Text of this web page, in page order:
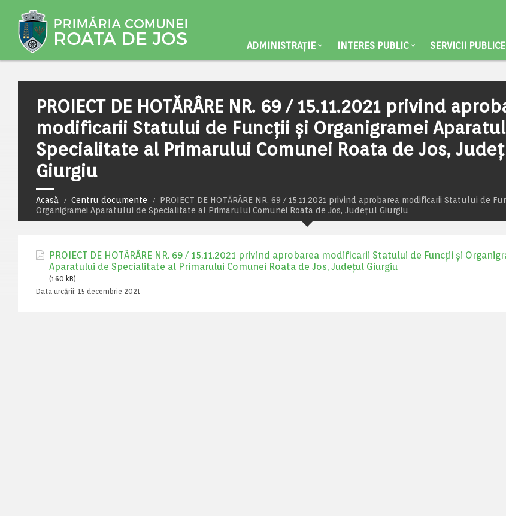
ADMINISTRAȚIE INTERES PUBLIC SERVICII PUBLICE
PROIECT DE HOTĂRÂRE NR. 69 / 15.11.2021 privind
modificarii Statului de Funcții și Organigramei
Specialitate al Primarului Comunei Roata de Jos,
Giurgiu
Acasă Centru documente
PROIECT DE HOTĂRÂRE NR. 69 / 15.11.2021 privind aprobarea modificarii Statului de
Organigramei Aparatului de Specialitate al Primarului Comunei Roata de Jos, Județul Giurgiu
PROIECT DE HOTĂRÂRE NR. 69 / 15.11.2021 privind aprobarea modificarii Statului de Funcții și
Aparatului de Specialitate al Primarului Comunei Roata de Jos, Județul Giurgiu
(160 kB)
Data urcării: 15 decembrie 2021